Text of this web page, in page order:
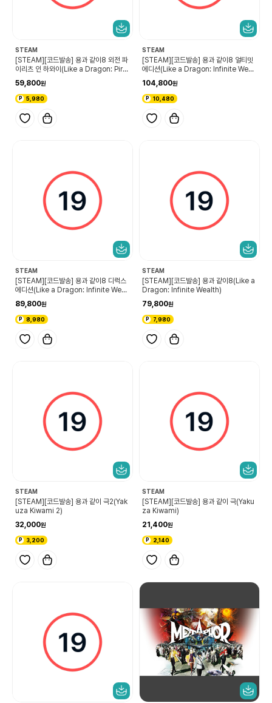
STEAM
[STEAM][코드발송] 용과 같이8 외전 파
이리츠 인 하와이(Like a Dragon: Pirat
59,800
5,980
STEAM
[STEAM][코드발송] 용과 같이8 얼티밋
에디션(Like a Dragon: Infinite Wealt
104,800
10,480
STEAM
[STEAM][코드발송] 용과 같이8 디럭스
에디션(Like a Dragon: Infinite Wealt
89,800
8,980
STEAM
[STEAM][코드발송] 용과 같이8(Like a
Dragon: Infinite Wealth)
79,800
7,980
STEAM
[STEAM][코드발송] 용과 같이 극2(Yak
uza Kiwami 2)
32,000
3,200
STEAM
[STEAM][코드발송] 용과 같이 극(Yaku
za Kiwami)
21,400
2,140